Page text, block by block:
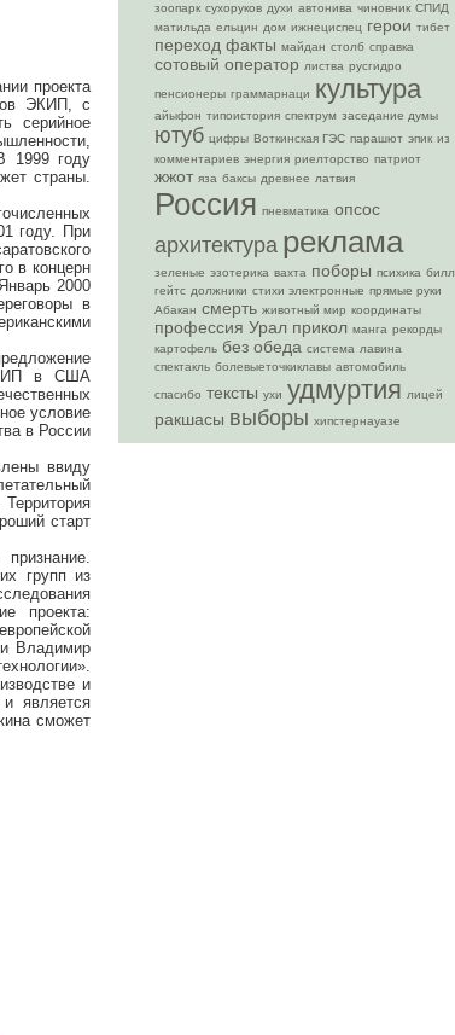
проекта
ЭКИП, с
серийное
1999 году
страны.
году. При
в концерн
2000
в
в США
условие
в России
ввиду
старт
групп из
проекта:
Владимир
и
является
сможет
зоопарк сухоруков духи автонива чиновник СПИД
матильда ельцин дом ижнециспец герои тибет
переход факты майдан столб справка
сотовый оператор листва русгидро
пенсионеры граммарнаци культура
айыфон типоистория спектрум заседание думы
ютуб цифры Воткинская ГЭС парашют эпик из
комментариев энергия риелторство патриот
жжот яза баксы древнее латвия
Россия пневматика опсос
архитектура реклама
зеленые эзотерика вахта поборы психика билл
гейтс должники стихи электронные прямые руки
Абакан смерть животный мир координаты
профессия Урал прикол манга рекорды
картофель без обеда система лавина
спектакль болевыеточкиклавы автомобиль
спасибо тексты ухи удмуртия лицей
ракшасы выборы хипстернауазе